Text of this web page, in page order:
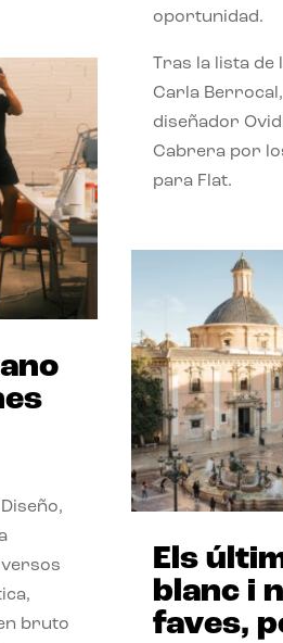
bruto
oportunidad.
Tras la lista
Carla Berrocal,
diseñador
Cabrera por
para Flat.
Els
blanc i
faves,